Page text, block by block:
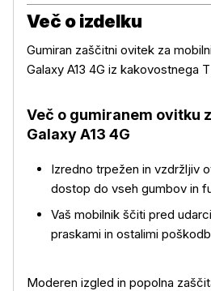
Več o izdelku
Več o izdelku
Gumiran zaščitni ovitek za
Galaxy A13 4G iz kakovostnega
Več o gumiranem ovitku
Galaxy A13 4G
Izredno trpežen in vzdržljiv
dostop do vseh gumbov in
Vaš mobilnik ščiti pred
praskami in ostalimi
Moderen izgled in popolna